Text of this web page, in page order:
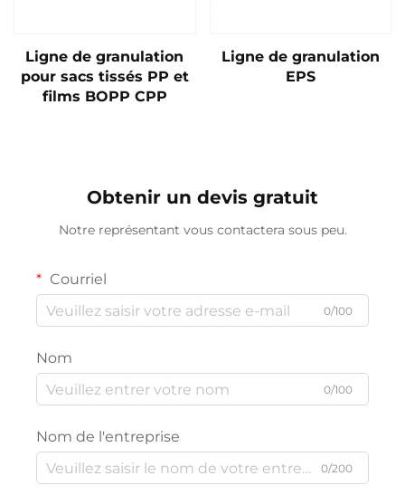
Ligne de granulation
pour sacs tissés PP et
films BOPP CPP
Ligne de granulation
EPS
Obtenir un devis gratuit
Notre représentant vous contactera sous peu.
Courriel
0/100
Nom
0/100
Nom de l'entreprise
0/200